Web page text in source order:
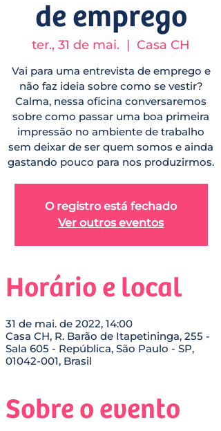
de emprego
ter., 31 de mai.
  |
Casa CH
Vai para uma entrevista de emprego e
não faz ideia sobre como se vestir?
Calma, nessa oficina conversaremos
sobre como passar uma boa primeira
impressão no ambiente de trabalho
sem deixar de ser quem somos e ainda
gastando pouco para nos produzirmos.
O registro está fechado
Ver outros eventos
Horário e local
31 de mai. de 2022, 14:00
Casa CH, R. Barão de Itapetininga, 255 -
Sala 605 - República, São Paulo - SP,
01042-001, Brasil
Sobre o evento